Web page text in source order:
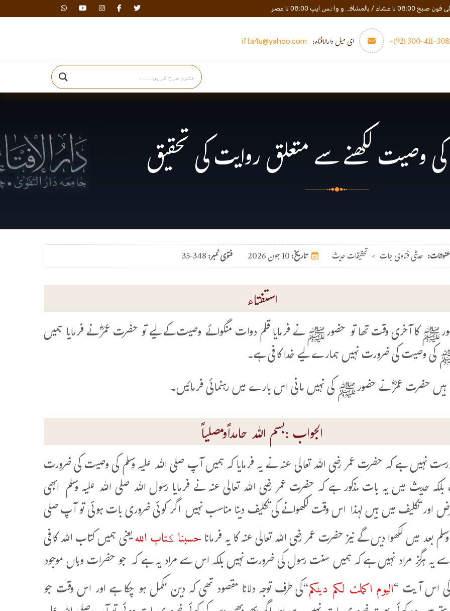
و واٹس ایپ 08:00 تا عصر
3082-411- ای میل دارالافتاء: ifta4u@yahoo.com
لکھنے سے متعلق روایت کی تحقیق
فتوی نمبر:35-348 تاریخ:10 جون 2026 عنوانات: حدیثی فتاوی جات > تحقیقات حدیث
استفتاء
کا آخری وقت تھا تو حضورﷺ نے فرمایا قلم دوات منگوائے وصیت کے لیے تو حضرت عمرؓ نے فرمایا ہمیں
وصیت کی ضرورت نہیں ہمارے لیے خدا کافی ہے۔
ہیں حضرت عمرؓ نے حضورﷺ کی نہیں مانی اس بارے میں رہنمائی فرمائیں۔
الجواب :بسم اللہ حامداًومصلیاً
نہیں ہے کہ حضرت عمر رضی اللہ تعالی عنہ نے یہ فرمایا کہ ہمیں آپ صلی اللہ علیہ وسلم کی وصیت کی ضرورت
حدیث میں یہ بات مذکور ہے کہ حضرت عمر رضی اللہ تعالی عنہ نے فرمایا رسول اللہ صلی اللہ علیہ وسلم ابھی
تکلیف میں ہیں لہذا اس وقت لکھوانے کی تکلیف دینا مناسب نہیں اگر کوئی ضروری بات ہوئی تو آپ صلی
بعد میں لکھوا دیں گے نیز حضرت عمر رضی اللہ تعالی عنہ کا یہ فرماناحسبنا کتاب اللهیعنی ہمیں کتاب اللہ کافی
ہرگز مراد نہیں ہے کہ ہمیں سنت رسول کی ضرورت نہیں بلکہ اس سے مراد یہ ہے کہ جو حضرات وہاں موجود
اس آ یت “اليوم اكملت لكم دينكم“کی طرف توجہ دلانا مقصود تھی کہ دین مکمل ہو چکا ہے اور اس وقت جو